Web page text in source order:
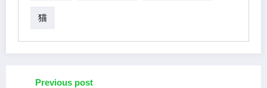
猫
Previous post